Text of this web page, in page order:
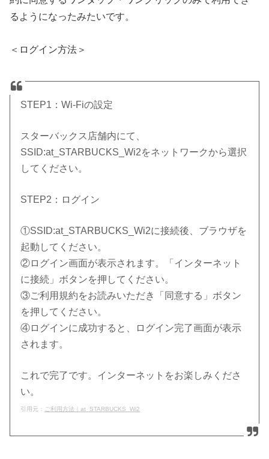
るようになったみたいです。
＜ログイン方法＞
STEP1：Wi-Fiの設定
スターバックス店舗内にて、
SSID:at_STARBUCKS_Wi2をネットワークから選択
してください。
STEP2：ログイン
①SSID:at_STARBUCKS_Wi2に接続後、ブラウザを
起動してください。
②ログイン画面が表示されます。「インターネット
に接続」ボタンを押してください。
③ご利用規約をお読みいただき「同意する」ボタン
を押してください。
④ログインに成功すると、ログイン完了画面が表示
されます。
これで完了です。インターネットをお楽しみくださ
い。
引用元： ご利用方法｜at_STARBUCKS_Wi2